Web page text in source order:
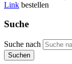
Link bestellen
Suche
Suche nach
Suchen